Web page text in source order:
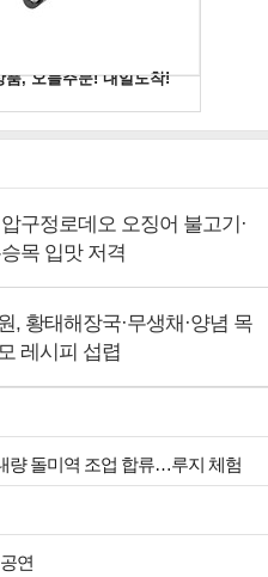
구정로데오 오징어 불고기·
목 입맛 저격
, 황태해장국·무생채·양념 목
레시피 섭렵
량 돌미역 조업 합류…루지 체험
연